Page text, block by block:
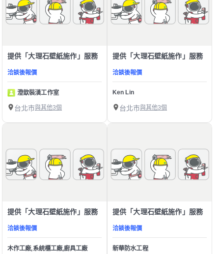
提供「大理石壁紙施作」服務
洽談後報價
澄歆裝潢工作室
台北市與其他3個
提供「大理石壁紙施作」服務
洽談後報價
Ken Lin
台北市與其他3個
提供「大理石壁紙施作」服務
洽談後報價
木作工廠,系統櫃工廠,廚具工廠
提供「大理石壁紙施作」服務
洽談後報價
新華防水工程